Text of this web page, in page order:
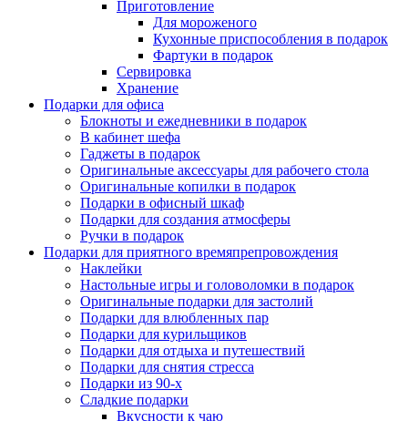
Приготовление
Для мороженого
Кухонные приспособления в подарок
Фартуки в подарок
Сервировка
Хранение
Подарки для офиса
Блокноты и ежедневники в подарок
В кабинет шефа
Гаджеты в подарок
Оригинальные аксессуары для рабочего стола
Оригинальные копилки в подарок
Подарки в офисный шкаф
Подарки для создания атмосферы
Ручки в подарок
Подарки для приятного времяпрепровождения
Наклейки
Настольные игры и головоломки в подарок
Оригинальные подарки для застолий
Подарки для влюбленных пар
Подарки для курильщиков
Подарки для отдыха и путешествий
Подарки для снятия стресса
Подарки из 90-х
Сладкие подарки
Вкусности к чаю